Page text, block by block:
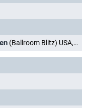
(Ballroom Blitz) USA, 2013